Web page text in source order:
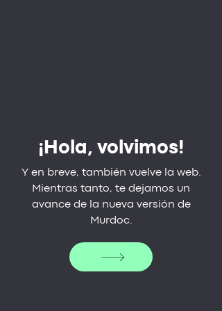
¡Hola, volvimos!
Y en breve, también vuelve la web.
Mientras tanto, te dejamos un
avance de la nueva versión de
Murdoc.